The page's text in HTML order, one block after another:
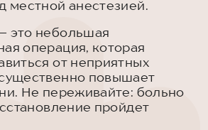
местной анестезией.
это небольшая
операция, которая
от неприятных
повышает
Не переживайте: больно
пройдет